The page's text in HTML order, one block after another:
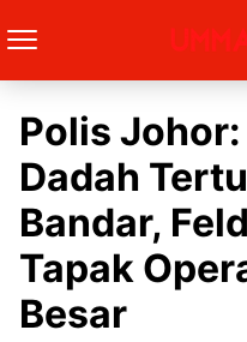
Polis
Dadah
Bandar,
Tapak
Besar